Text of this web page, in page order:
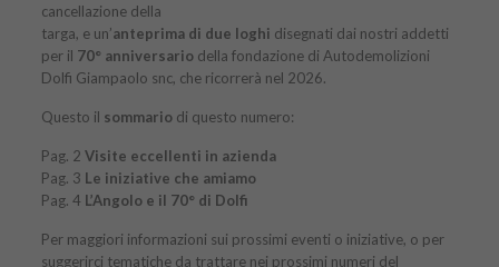
cancellazione della
targa, e un’anteprima di due loghi disegnati dai nostri addetti
per il 70° anniversario della fondazione di Autodemolizioni
Dolfi Giampaolo snc, che ricorrerà nel 2026.
Questo il sommario di questo numero:
Pag. 2Visite eccellenti in azienda
Pag. 3 Le iniziative che amiamo
Pag. 4 L’Angolo e il 70° di Dolfi
Per maggiori informazioni sui prossimi eventi o iniziative, o per
suggerirci tematiche da trattare nei prossimi numeri del